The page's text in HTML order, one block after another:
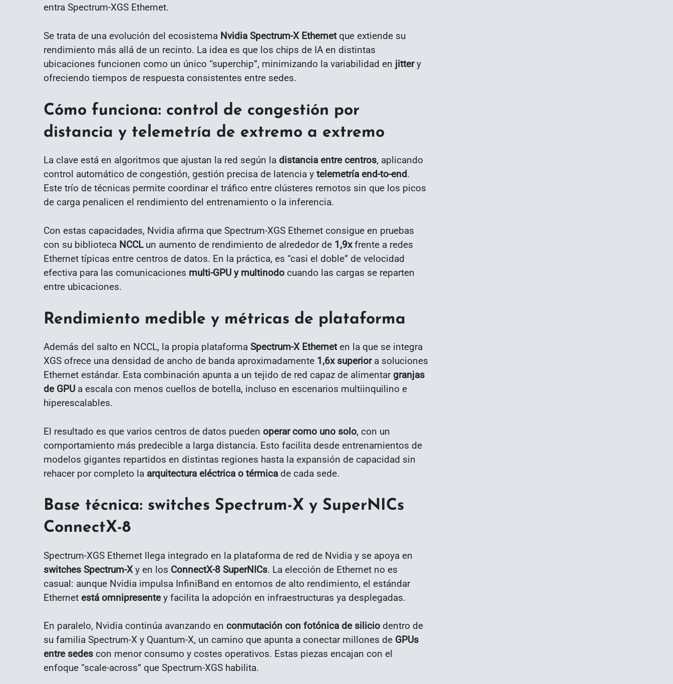
entra Spectrum-XGS Ethernet.
Se trata de una evolución del ecosistema Nvidia Spectrum-X Ethernetque extiende su
rendimiento más allá de un recinto. La idea es que los chips de IA en distintas
ubicaciones funcionen como un único “superchip”, minimizando la variabilidad en jittery
ofreciendo tiempos de respuesta consistentes entre sedes.
Cómo funciona: control de congestión por
distancia y telemetría de extremo a extremo
La clave está en algoritmos que ajustan la red según la distancia entre centros, aplicando
control automático de congestión, gestión precisa de latencia y telemetría end-to-end.
Este trío de técnicas permite coordinar el tráfico entre clústeres remotos sin que los picos
de carga penalicen el rendimiento del entrenamiento o la inferencia.
Con estas capacidades, Nvidia afirma que Spectrum-XGS Ethernet consigue en pruebas
con su biblioteca NCCLun aumento de rendimiento de alrededor de 1,9xfrente a redes
Ethernet típicas entre centros de datos. En la práctica, es “casi el doble” de velocidad
efectiva para las comunicaciones multi-GPU y multinodo cuando las cargas se reparten
entre ubicaciones.
Rendimiento medible y métricas de plataforma
Además del salto en NCCL, la propia plataforma Spectrum-X Etherneten la que se integra
XGS ofrece una densidad de ancho de banda aproximadamente 1,6x superiora soluciones
Ethernet estándar. Esta combinación apunta a un tejido de red capaz de alimentar granjas
de GPU a escala con menos cuellos de botella, incluso en escenarios multiinquilino e
hiperescalables.
El resultado es que varios centros de datos pueden operar como uno solo, con un
comportamiento más predecible a larga distancia. Esto facilita desde entrenamientos de
modelos gigantes repartidos en distintas regiones hasta la expansión de capacidad sin
rehacer por completo la arquitectura eléctrica o térmica de cada sede.
Base técnica: switches Spectrum-X y SuperNICs
ConnectX-8
Spectrum-XGS Ethernet llega integrado en la plataforma de red de Nvidia y se apoya en
switches Spectrum-Xy en los ConnectX-8 SuperNICs. La elección de Ethernet no es
casual: aunque Nvidia impulsa InfiniBand en entornos de alto rendimiento, el estándar
Ethernet está omnipresentey facilita la adopción en infraestructuras ya desplegadas.
En paralelo, Nvidia continúa avanzando en conmutación con fotónica de silicio dentro de
su familia Spectrum-X y Quantum-X, un camino que apunta a conectar millones de GPUs
entre sedes con menor consumo y costes operativos. Estas piezas encajan con el
enfoque “scale-across” que Spectrum-XGS habilita.